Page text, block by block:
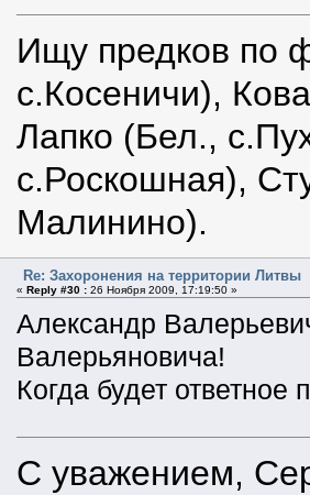
Ищу предков по
с.Косеничи),
Лапко (Бел.,
с.Роскошная),
Малинино).
Re: Захоронения на территории Литвы
« Reply #30 :26 Ноября 2009, 17:19:50 »
Александр
Валерьяновича!
Когда будет
С уважением,